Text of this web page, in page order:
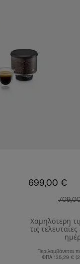
699,00 €
Χαμηλότερη
τις τελευταίες
Περιλαμβάνεται
ΦΠΑ 135,29 €